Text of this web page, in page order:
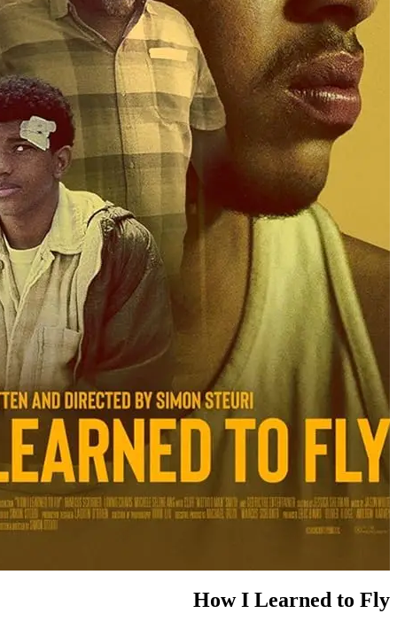
How I Learned to Fly